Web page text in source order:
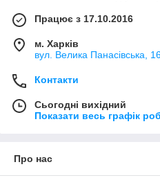
Працює з 17.10.2016
м. Харків
вул. Велика Панасівська,
Контакти
Сьогодні вихідний
Показати весь графік
Про нас